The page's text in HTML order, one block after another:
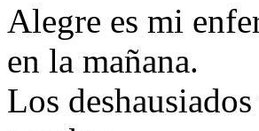
Alegre es mi
en la mañana.
Los